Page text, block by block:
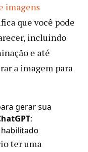
imagens
que você pode
incluindo
e até
a imagem para
gerar sua
:
habilitado
ter uma